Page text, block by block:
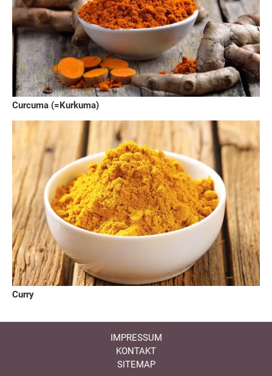
Curcuma (=Kurkuma)
Curry
IMPRESSUM
KONTAKT
SITEMAP